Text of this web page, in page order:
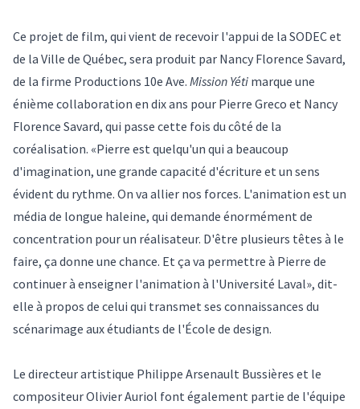
Ce projet de film, qui vient de recevoir l'appui de la SODEC et
de la Ville de Québec, sera produit par Nancy Florence Savard,
de la firme Productions 10e Ave. Mission Yéti marque une
énième collaboration en dix ans pour Pierre Greco et Nancy
Florence Savard, qui passe cette fois du côté de la
coréalisation. «Pierre est quelqu'un qui a beaucoup
d'imagination, une grande capacité d'écriture et un sens
évident du rythme. On va allier nos forces. L'animation est un
média de longue haleine, qui demande énormément de
concentration pour un réalisateur. D'être plusieurs têtes à le
faire, ça donne une chance. Et ça va permettre à Pierre de
continuer à enseigner l'animation à l'Université Laval», dit-
elle à propos de celui qui transmet ses connaissances du
scénarimage aux étudiants de l'École de design.
Le directeur artistique Philippe Arsenault Bussières et le
compositeur Olivier Auriol font également partie de l'équipe